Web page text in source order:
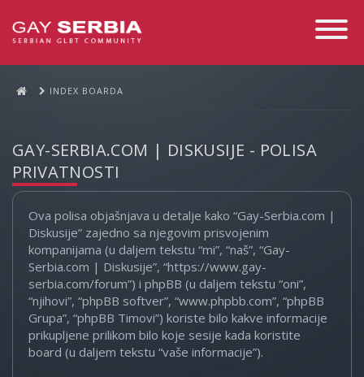
Toggle
INDEX BOARDA
GAY-SERBIA.COM | DISKUSIJE - POLISA
PRIVATNOSTI
Ova polisa objašnjava u detalje kako “Gay-Serbia.com |
Diskusije” zajedno sa njegovim prisvojenim
kompanijama (u daljem tekstu “mi”, “naš”, “Gay-
Serbia.com | Diskusije”, “https://www.gay-
serbia.com/forum”) i phpBB (u daljem tekstu “oni”,
“njihovi”, “phpBB softver”, “www.phpbb.com”, “phpBB
Grupa”, “phpBB Timovi”) koriste bilo kakve informacije
prikupljene prilikom bilo koje sesije kada koristite
board (u daljem tekstu “vaše informacije”).